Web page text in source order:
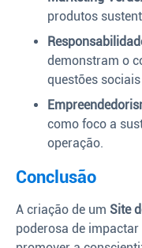
produtos
demonstram o
questões
como foco a
operação.
Conclusão
A criação de um Site
poderosa de